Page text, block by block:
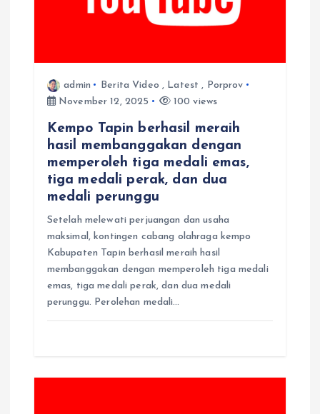
admin Berita Video , Latest , Porprov
November 12, 2025
100 views
Kempo Tapin berhasil meraih
hasil membanggakan dengan
memperoleh tiga medali emas,
tiga medali perak, dan dua
medali perunggu
Setelah melewati perjuangan dan usaha
maksimal, kontingen cabang olahraga kempo
Kabupaten Tapin berhasil meraih hasil
membanggakan dengan memperoleh tiga medali
emas, tiga medali perak, dan dua medali
perunggu. Perolehan medali…